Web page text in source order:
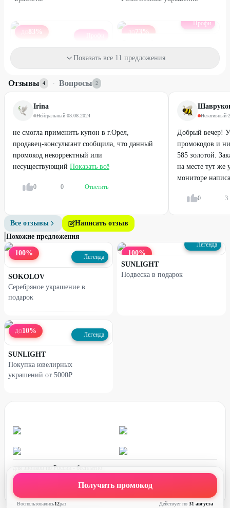
Получить промокод
Воспользовались12раз Действует по 31 августа
ДО 83 % Профи
Помолвочные кольца с
ДО 73%
Профи
Профи
Кольца с бриллиантами
Показать все 11 предложения
Отзывы 4 · Вопросы 2
Irina
Нейтральный·03.08.2024
не смогла применить купон в г.Орел,
продавец-консультант сообщила, что данный
промокод некорректный или
несуществующий Показать всё
0 0 Ответить
Негативный·
Добрый вечер!
промокодов и
585 золотой.
на месте тут же
мониторе
0 3
Все отзывы
Написать отзыв
Похожие предложения
100% Легенда
SOKOLOV
Серебряное украшение в
подарок
100%
Легенда
SUNLIGHT
Подвеска в подарок
ДО10% Легенда
SUNLIGHT
Покупка ювелирных
украшений от 5000₽
для звонков по России - бесплатно
график работы:
ПН-ПТ с 08:00 до 17:00 (по МСК)